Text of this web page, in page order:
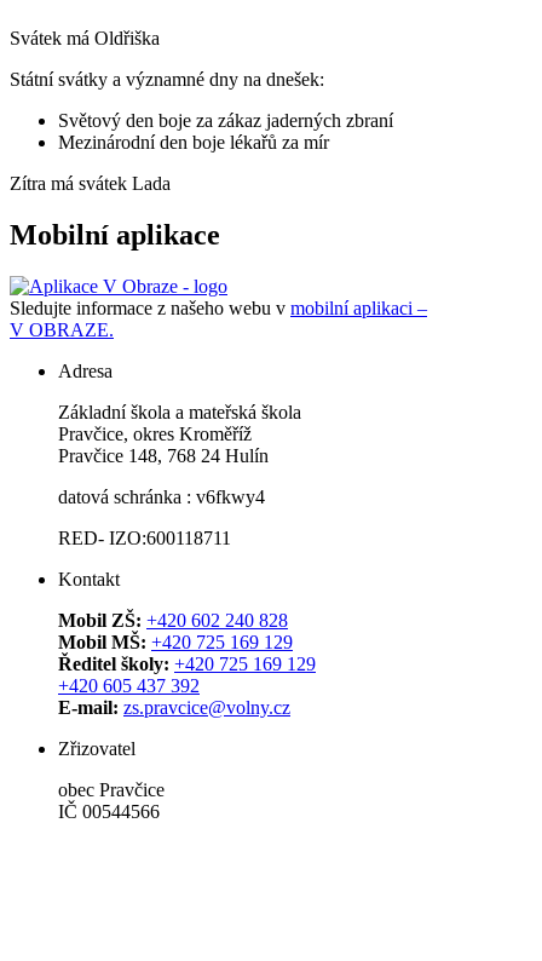
Svátek má Oldřiška
Státní svátky a významné dny na dnešek:
Světový den boje za zákaz jaderných zbraní
Mezinárodní den boje lékařů za mír
Zítra má svátek Lada
Mobilní aplikace
Sledujte informace z našeho webu v mobilní aplikaci –
V OBRAZE.
Adresa
Základní škola a mateřská škola
Pravčice, okres Kroměříž
Pravčice 148, 768 24 Hulín
datová schránka : v6fkwy4
RED- IZO:600118711
Kontakt
Mobil ZŠ: +420 602 240 828
Mobil MŠ: +420 725 169 129
Ředitel školy: +420 725 169 129
+420 605 437 392
E-mail: zs.pravcice@volny.cz
Zřizovatel
obec Pravčice
IČ 00544566